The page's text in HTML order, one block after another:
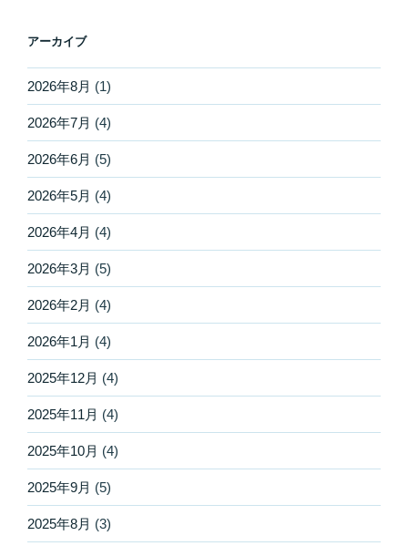
アーカイブ
2026年8月 (1)
2026年7月 (4)
2026年6月 (5)
2026年5月 (4)
2026年4月 (4)
2026年3月 (5)
2026年2月 (4)
2026年1月 (4)
2025年12月 (4)
2025年11月 (4)
2025年10月 (4)
2025年9月 (5)
2025年8月 (3)